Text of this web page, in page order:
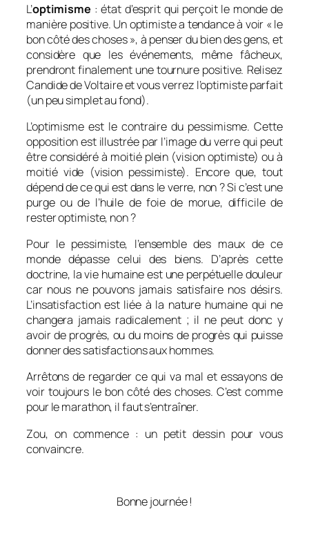
L’optimisme : état d’esprit qui perçoit le monde de
manière positive. Un optimiste a tendance à voir « le
bon côté des choses », à penser du bien des gens, et
considère que les événements, même fâcheux,
prendront finalement une tournure positive. Relisez
Candide de Voltaire et vous verrez l’optimiste parfait
(un peu simplet au fond).
L’optimisme est le contraire du pessimisme. Cette
opposition est illustrée par l’image du verre qui peut
être considéré à moitié plein (vision optimiste) ou à
moitié vide (vision pessimiste). Encore que, tout
dépend de ce qui est dans le verre, non ? Si c’est une
purge ou de l’huile de foie de morue, difficile de
rester optimiste, non ?
Pour le pessimiste, l’ensemble des maux de ce
monde dépasse celui des biens. D’après cette
doctrine, la vie humaine est une perpétuelle douleur
car nous ne pouvons jamais satisfaire nos désirs.
L’insatisfaction est liée à la nature humaine qui ne
changera jamais radicalement ; il ne peut donc y
avoir de progrès, ou du moins de progrès qui puisse
donner des satisfactions aux hommes.
Arrêtons de regarder ce qui va mal et essayons de
voir toujours le bon côté des choses. C’est comme
pour le marathon, il faut s’entraîner.
Zou, on commence : un petit dessin pour vous
convaincre.
Bonne journée !